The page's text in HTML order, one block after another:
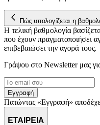
στη συσκευή σας, με σκοπό
διαφημίσεων και
διαφημίσεις και
μας και την ανάπτυξη
πληροφορίες σχετικά με
τοποθεσίας μας στους
δικτύωσης, διαφημίσεων
Πώς υπολογίζεται η
Η τελική βαθμολογία
που έχουν
επιβεβαιώσει την αγορά τους.
Γράψου στο Νewsletter μας
Εγγραφή
Πατώντας «Εγγραφή»
ΕΤΑΙΡΕΙΑ